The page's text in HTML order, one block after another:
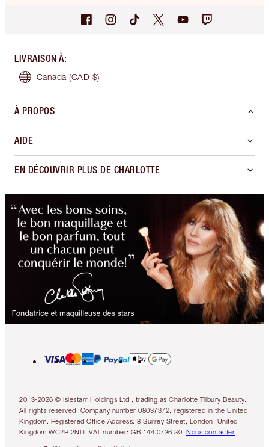
LIVRAISON À:
Canada (CAD $)
À PROPOS
AIDE
EN DÉCOUVRIR PLUS DE CHARLOTTE
2013-2026 © Islestarr Holdings Ltd., trading as Charlotte Tilbury Beauty.
All rights reserved. Company number 08037372, registered in the United
Kingdom. Registered Office Address: 8 Surrey Street, London, United
Kingdom WC2R 2ND. VAT number: GB 144 0736 30. Nous contacter